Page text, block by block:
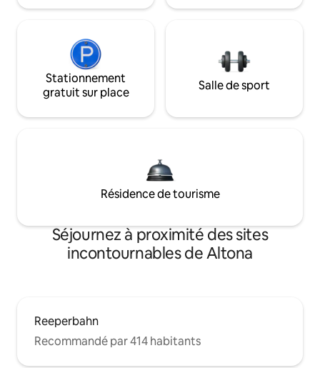
Stationnement
gratuit sur place
Salle de sport
Résidence de tourisme
Séjournez à proximité des sites
incontournables de Altona
Reeperbahn
Recommandé par 414 habitants